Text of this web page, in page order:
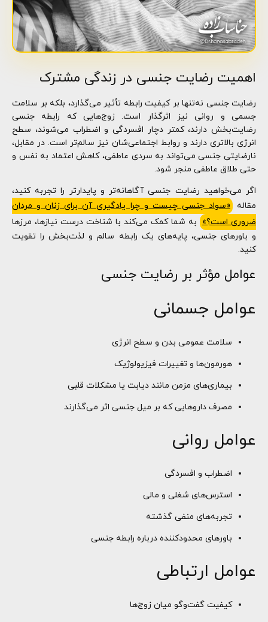
اهمیت رضایت جنسی در زندگی مشترک
رضایت جنسی نه‌تنها بر کیفیت رابطه تأثیر می‌گذارد، بلکه بر سلامت
جسمی و روانی نیز اثرگذار است. زوج‌هایی که رابطه جنسی
رضایت‌بخش دارند، کمتر دچار افسردگی و اضطراب می‌شوند، سطح
انرژی بالاتری دارند و روابط اجتماعی‌شان نیز سالم‌تر است. در مقابل،
نارضایتی جنسی می‌تواند به سردی عاطفی، کاهش اعتماد به نفس و
حتی طلاق عاطفی منجر شود.
اگر می‌خواهید رضایت جنسی آگاهانه‌تر و پایدارتر را تجربه کنید،
مقاله «سواد جنسی چیست و چرا یادگیری آن برای زنان و مردان
ضروری است؟» به شما کمک می‌کند با شناخت درست نیازها، مرزها
و باورهای جنسی، پایه‌های یک رابطه سالم و لذت‌بخش را تقویت
کنید.
عوامل مؤثر بر رضایت جنسی
عوامل جسمانی
سلامت عمومی بدن و سطح انرژی
هورمون‌ها و تغییرات فیزیولوژیک
بیماری‌های مزمن مانند دیابت یا مشکلات قلبی
مصرف داروهایی که بر میل جنسی اثر می‌گذارند
عوامل روانی
اضطراب و افسردگی
استرس‌های شغلی و مالی
تجربه‌های منفی گذشته
باورهای محدودکننده درباره رابطه جنسی
عوامل ارتباطی
کیفیت گفت‌وگو میان زوج‌ها